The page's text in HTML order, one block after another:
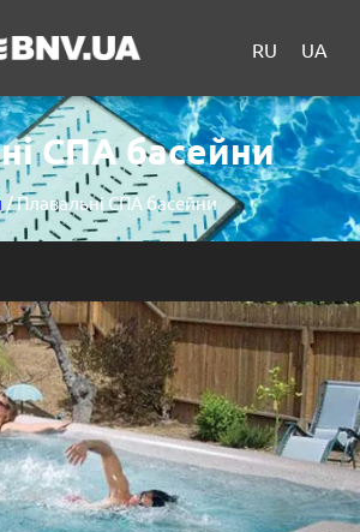
RU UA
СПА басейни
/ Плавальні СПА басейни